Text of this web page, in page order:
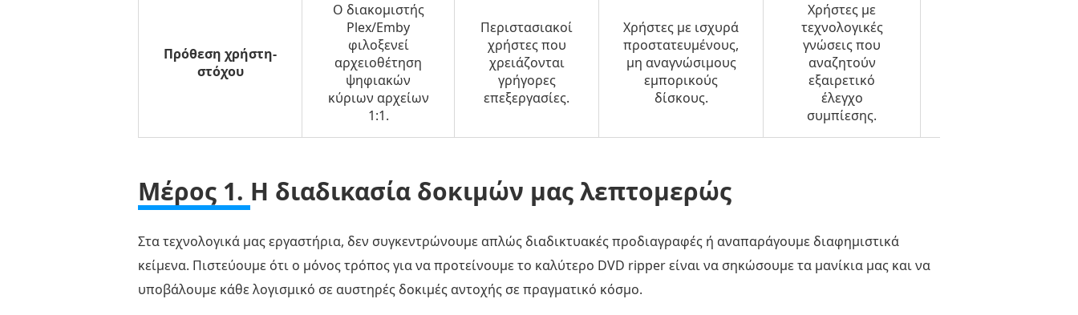
Πρόθεση χρήστη-
στόχου
Ο διακομιστής
Plex/Emby
φιλοξενεί
αρχειοθέτηση
ψηφιακών
κύριων αρχείων
1:1.
Περιστασιακοί
χρήστες που
χρειάζονται
γρήγορες
επεξεργασίες.
Χρήστες με ισχυρά
προστατευμένους,
μη αναγνώσιμους
εμπορικούς
δίσκους.
Χρήστες με
τεχνολογικές
γνώσεις που
αναζητούν
εξαιρετικό
έλεγχο
συμπίεσης.
Μέρος 1. Η διαδικασία δοκιμών μας λεπτομερώς
Στα τεχνολογικά μας εργαστήρια, δεν συγκεντρώνουμε απλώς διαδικτυακές προδιαγραφές ή αναπαράγουμε διαφημιστικά
κείμενα. Πιστεύουμε ότι ο μόνος τρόπος για να προτείνουμε το καλύτερο DVD ripper είναι να σηκώσουμε τα μανίκια μας και να
υποβάλουμε κάθε λογισμικό σε αυστηρές δοκιμές αντοχής σε πραγματικό κόσμο.